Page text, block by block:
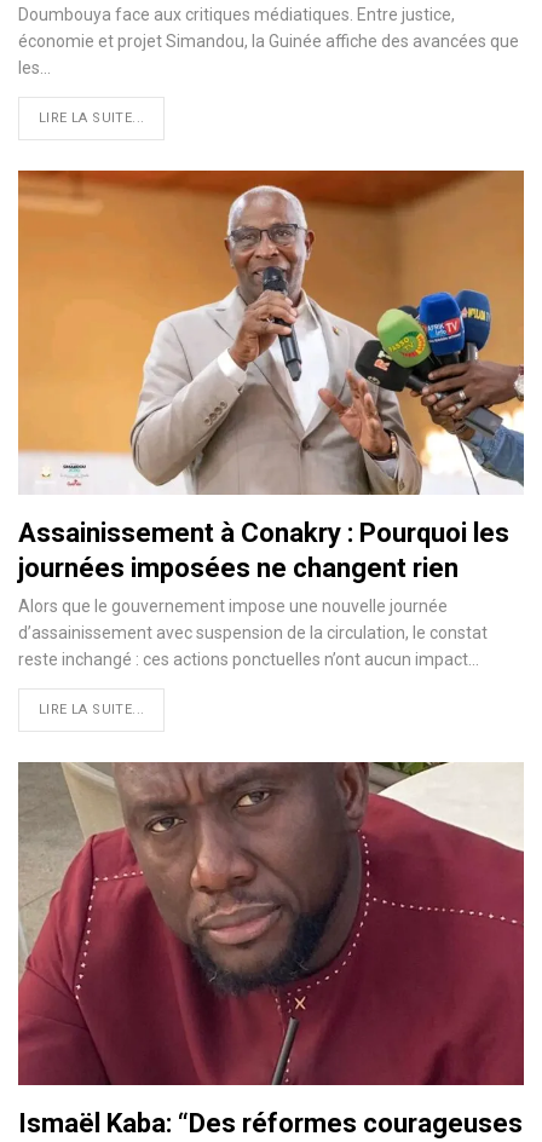
Doumbouya face aux critiques médiatiques. Entre justice,
économie et projet Simandou, la Guinée affiche des avancées que
les…
LIRE LA SUITE...
Assainissement à Conakry : Pourquoi les
journées imposées ne changent rien
Alors que le gouvernement impose une nouvelle journée
d’assainissement avec suspension de la circulation, le constat
reste inchangé : ces actions ponctuelles n’ont aucun impact…
LIRE LA SUITE...
Ismaël Kaba: “Des réformes courageuses